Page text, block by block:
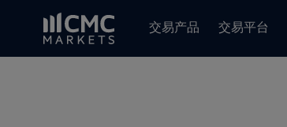
交易产品 交易平台